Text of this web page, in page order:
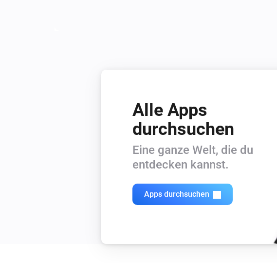
Alle Apps
durchsuchen
Eine ganze Welt, die du
entdecken kannst.
Apps durchsuchen